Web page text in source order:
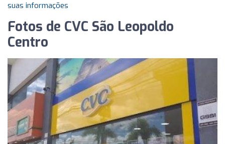
suas informações
Fotos de CVC São Leopoldo
Centro